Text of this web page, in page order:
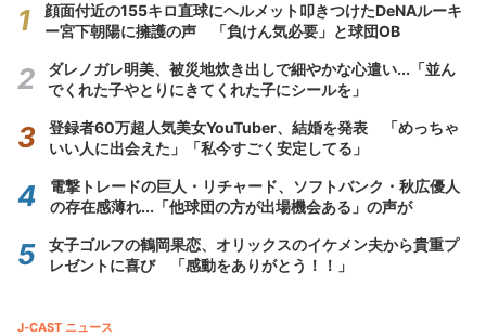
顔面付近の155キロ直球にヘルメット叩きつけたDeNAルーキ
ー宮下朝陽に擁護の声 「負けん気必要」と球団OB
ダレノガレ明美、被災地炊き出しで細やかな心遣い...「並ん
でくれた子やとりにきてくれた子にシールを」
登録者60万超人気美女YouTuber、結婚を発表 「めっちゃ
いい人に出会えた」「私今すごく安定してる」
電撃トレードの巨人・リチャード、ソフトバンク・秋広優人
の存在感薄れ...「他球団の方が出場機会ある」の声が
女子ゴルフの鶴岡果恋、オリックスのイケメン夫から貴重プ
レゼントに喜び 「感動をありがとう！！」
J-CAST ニュース